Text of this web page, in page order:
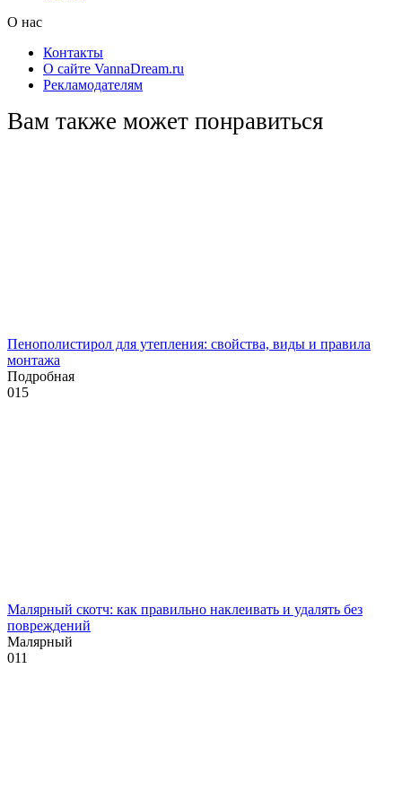
О нас
Контакты
О сайте VannaDream.ru
Рекламодателям
Вам также может понравиться
Пенополистирол для утепления: свойства, виды и правила
монтажа
Подробная
015
Малярный скотч: как правильно наклеивать и удалять без
повреждений
Малярный
011